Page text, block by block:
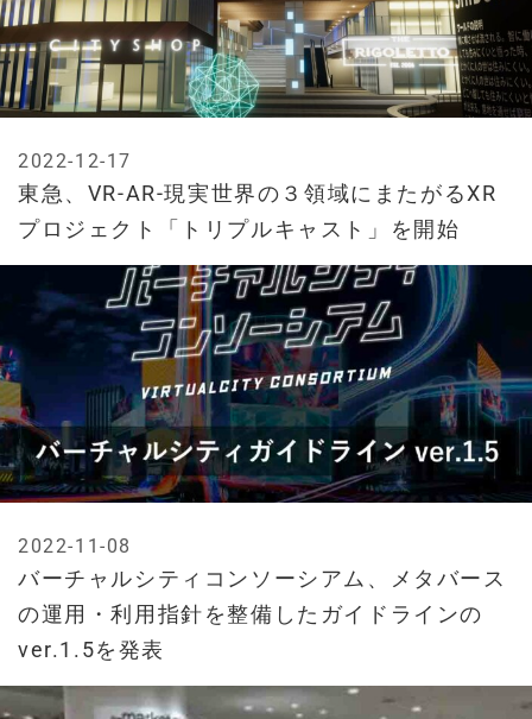
東急、VR-AR-現実世界の３領域にまたがるXR
プロジェクト「トリプルキャスト」を開始
2022-12-17
バーチャルシティコンソーシアム、メタバース
の運用・利用指針を整備したガイドラインの
ver.1.5を発表
2022-11-08